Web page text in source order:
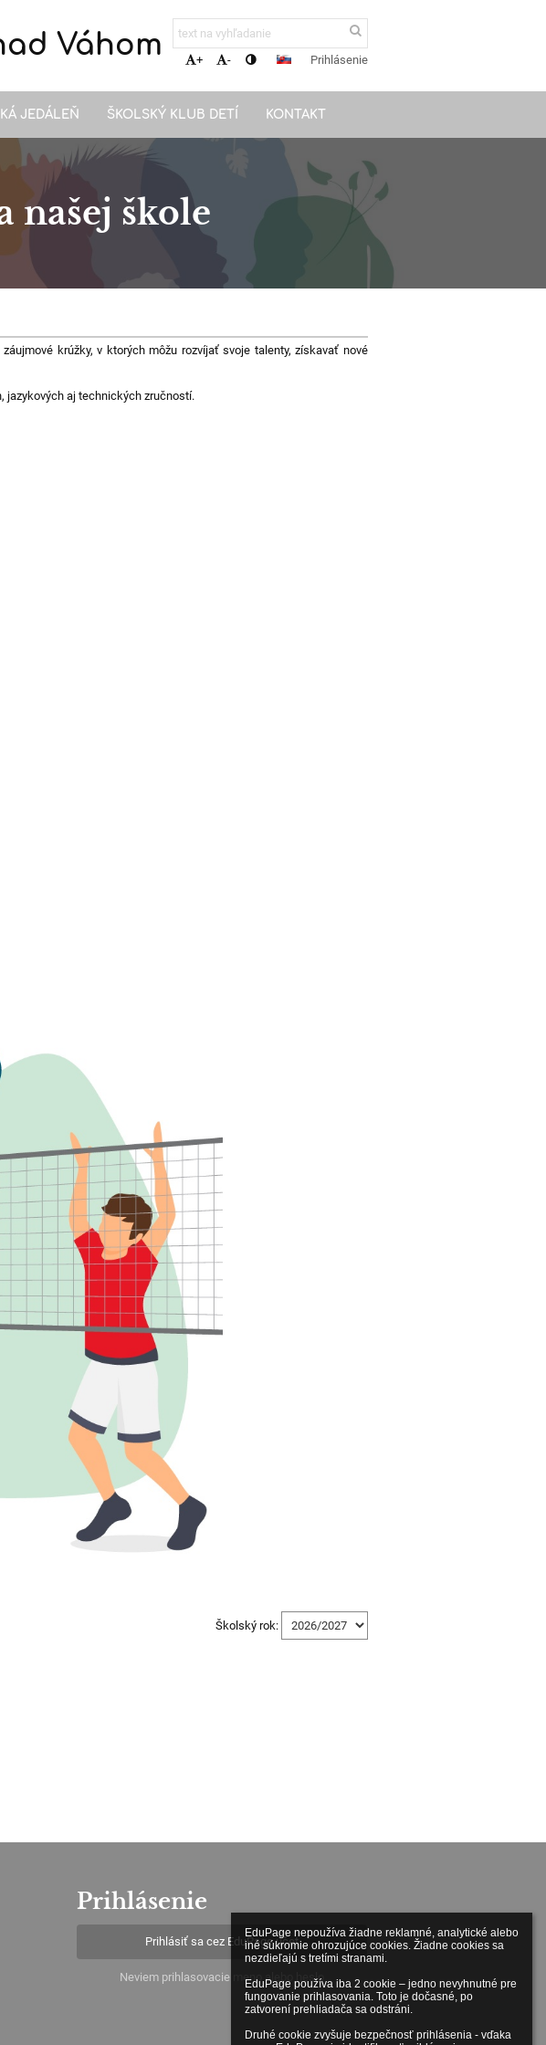
EduPage nepoužíva žiadne reklamné, analytické alebo
iné súkromie ohrozujúce cookies. Žiadne cookies sa
nezdieľajú s tretími stranami.
EduPage používa iba 2 cookie – jedno nevyhnutné pre
fungovanie prihlasovania. Toto je dočasné, po
zatvorení prehliadača sa odstráni.
Druhé cookie zvyšuje bezpečnosť prihlásenia - vďaka
Váhom + - Prihlásenie
JEDÁLEŇ ŠKOLSKÝ KLUB DETÍ KONTAKT
našej škole
krúžky, v ktorých môžu rozvíjať svoje talenty, získavať nové
jazykových aj technických zručností.
Školský rok:
Prihlásenie
Prihlásiť sa cez EduPage účet
Neviem prihlasovacie meno alebo heslo